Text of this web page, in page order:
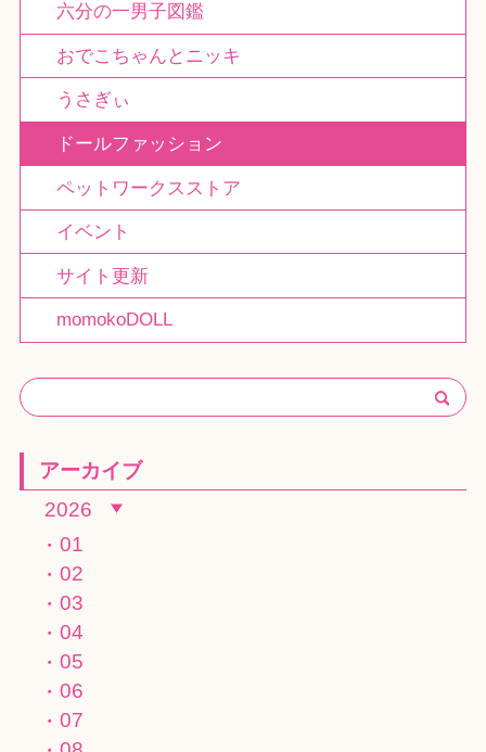
六分の一男子図鑑
おでこちゃんとニッキ
うさぎぃ
ドールファッション
ペットワークスストア
イベント
サイト更新
momokoDOLL
アーカイブ
2026
01
02
03
04
05
06
07